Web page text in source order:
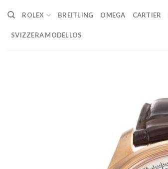
content
ROLEX BREITLING OMEGA CARTIER
SVIZZERA MODELLOS